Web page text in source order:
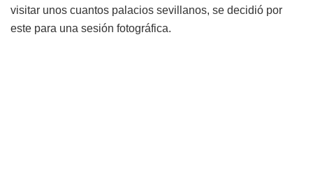
visitar unos cuantos palacios sevillanos, se decidió por
este para una sesión fotográfica.